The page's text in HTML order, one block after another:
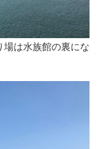
は水族館の裏にな